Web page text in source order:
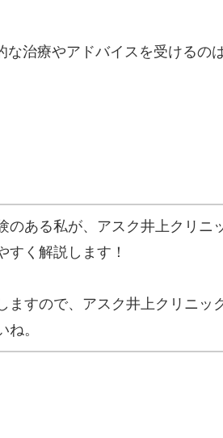
治療やアドバイスを受けるの
のある私が、アスク井上クリニ
く解説します！
ますので、アスク井上クリニッ
。